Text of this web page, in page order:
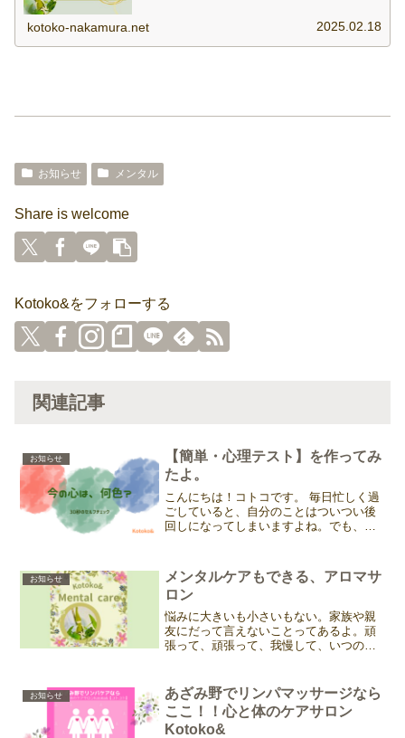
kotoko-nakamura.net 2025.02.18
お知らせ メンタル
Share is welcome
Kotoko&をフォローする
関連記事
お知らせ
【簡単・心理テスト】を作ってみ
たよ。
こんにちは！コトコです。 毎日忙しく過
ごしていると、自分のことはついつい後
回しになってしまいますよね。でも、体
とサインを出していることも。今日は、
今のあなたの状態を「...
お知らせ
メンタルケアもできる、アロマサ
ロン
悩みに大きいも小さいもない。家族や親
友にだって言えないことってあるよ。頑
張って、頑張って、我慢して、いつの間
いな。身体、重たいな。。。。それでも
見ないふり、気づかいない...
お知らせ
あざみ野でリンパマッサージなら
ここ！！心と体のケアサロン
Kotoko&